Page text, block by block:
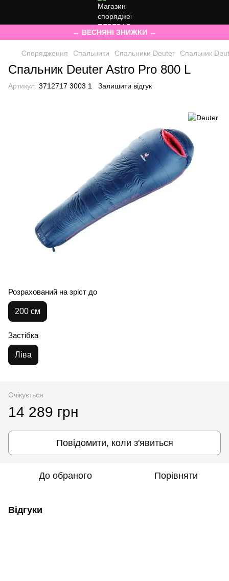
→ ВЕСНЯНІ ЗНИЖКИ ←
Спорядження Спальники Спальники Deuter Спальник
Спальник Deuter Astro Pro 800 L
Артикул: 3712717 3003 1 Залишити відгук
Розрахований на зріст до
200 см
Застібка
Ліва
Очікується
14 289 грн
Повідомити, коли з'явиться
До обраного Порівняти
Відгуки